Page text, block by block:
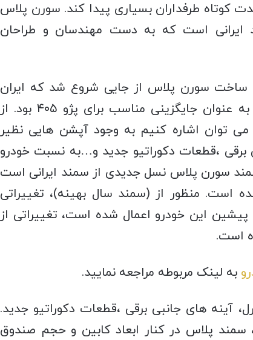
کوتاه طرفداران بسیاری پیدا کند. سورن پلاس
ایرانی است که به دست مهندسان و طراحان
ساخت سورن پلاس از جایی شروع شد که ایران
خودرو به دنبال ارائه یک خودروی ایرانی به‌ عنوان جایگزینی مناسب برای پژو ۴۰۵ بود. از
می توان اشاره کنیم به وجود آپشن هایی نظیر
برقی ،قطعات دکوراتیو جدید و…به نسبت خودرو
سورن پلاس نسل جدیدی از سمند ایرانی است
است. منظور از (سمند سال بهینه)، تغییراتی
این خودرو اعمال شده است، تغییراتی از
است.
به لینک مربوطه مراجعه نمایید.
آینه های جانبی برقی ،قطعات دکوراتیو جدید.
پلاس در کنار ابعاد کابین و حجم صندوق